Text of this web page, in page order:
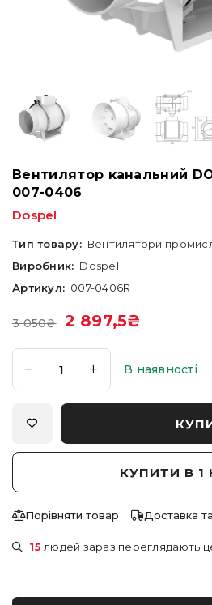
Вентилятор канальний
007-0406
Dospel
Тип товару: Вентилятори
Виробник: Dospel
Артикул: 007-0406R
3 050₴ 2 897,5₴
В наявності
КУПИТИ В 1
Порівняти товар Доставка
15 людей зараз переглядають